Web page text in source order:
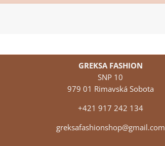
GREKSA FASHION
SNP 10
979 01 Rimavská Sobota
+421 917 242 134
greksafashionshop@gmail.com